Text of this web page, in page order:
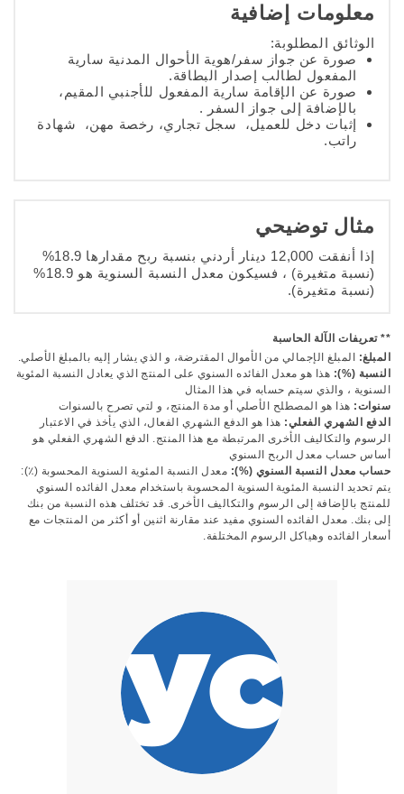
معلومات إضافية
الوثائق المطلوبة:
صورة عن جواز سفر/هوية الأحوال المدنية سارية
المفعول لطالب إصدار البطاقة.
صورة عن الإقامة سارية المفعول للأجنبي المقيم،
بالإضافة إلى جواز السفر .
إثبات دخل للعميل، سجل تجاري، رخصة مهن، شهادة
راتب.
مثال توضيحي
إذا أنفقت 12,000 دينار أردني بنسبة ربح مقدارها 18.9%
(نسبة متغيرة) ، فسيكون معدل النسبة السنوية هو 18.9%
(نسبة متغيرة).
** تعريفات الآلة الحاسبة
المبلغ: المبلغ الإجمالي من الأموال المقترضة، و الذي يشار إليه بالمبلغ الأصلي.
النسبة (%): هذا هو معدل الفائده السنوي على المنتج الذي يعادل النسبة المئوية
السنوية ، والذي سيتم حسابه في هذا المثال
سنوات: هذا هو المصطلح الأصلي أو مدة المنتج، و لتي تصرح بالسنوات
الدفع الشهري الفعلي: هذا هو الدفع الشهري الفعال، الذي يأخذ في الاعتبار
الرسوم والتكاليف الأخرى المرتبطة مع هذا المنتج. الدفع الشهري الفعلي هو
أساس حساب معدل الربح السنوي
حساب معدل النسبة السنوي (%): معدل النسبة المئوية السنوية المحسوبة (٪):
يتم تحديد النسبة المئوية السنوية المحسوبة باستخدام معدل الفائده السنوي
للمنتج بالإضافة إلى الرسوم والتكاليف الأخرى. قد تختلف هذه النسبة من بنك
إلى بنك. معدل الفائده السنوي مفيد عند مقارنة اثنين أو أكثر من المنتجات مع
أسعار الفائده وهياكل الرسوم المختلفة.